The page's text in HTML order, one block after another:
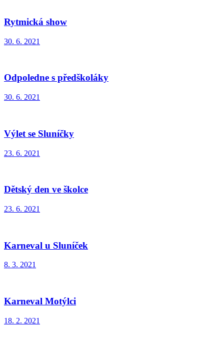
Rytmická show
30. 6. 2021
Odpoledne s předškoláky
30. 6. 2021
Výlet se Sluníčky
23. 6. 2021
Dětský den ve školce
23. 6. 2021
Karneval u Sluníček
8. 3. 2021
Karneval Motýlci
18. 2. 2021